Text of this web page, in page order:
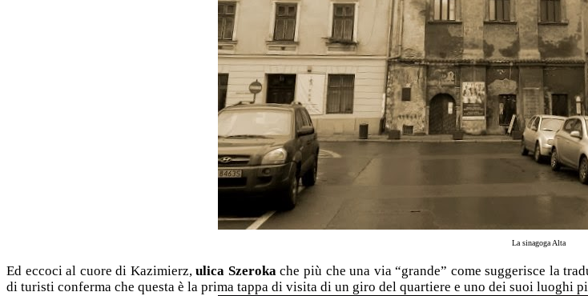
La sinagoga Alta
Ed eccoci al cuore di Kazimierz,ulica Szerokache più che una via “grande” come suggerisce la
di turisti conferma che questa è la prima tappa di visita di un giro del quartiere e uno dei suoi luoghi